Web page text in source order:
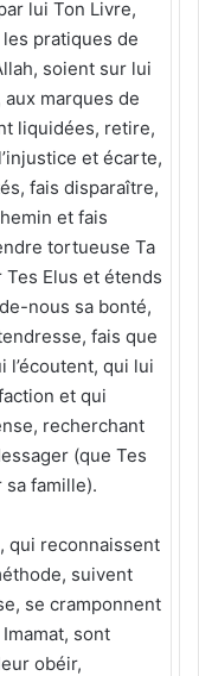
lui Ton Livre,
pratiques de
soient sur lui
marques de
liquidées, retire,
et écarte,
fais disparaître,
et fais
tortueuse Ta
Elus et étends
nous sa bonté,
fais que
l’écoutent, qui lui
et qui
recherchant
(que Tes
famille).
qui reconnaissent
suivent
se cramponnent
sont
obéir,